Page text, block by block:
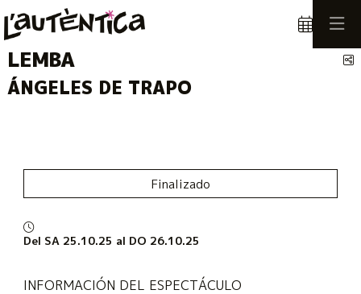
LEMBA
ÁNGELES DE TRAPO
Finalizado
Del SA 25.10.25 al DO 26.10.25
INFORMACIÓN DEL ESPECTÁCULO